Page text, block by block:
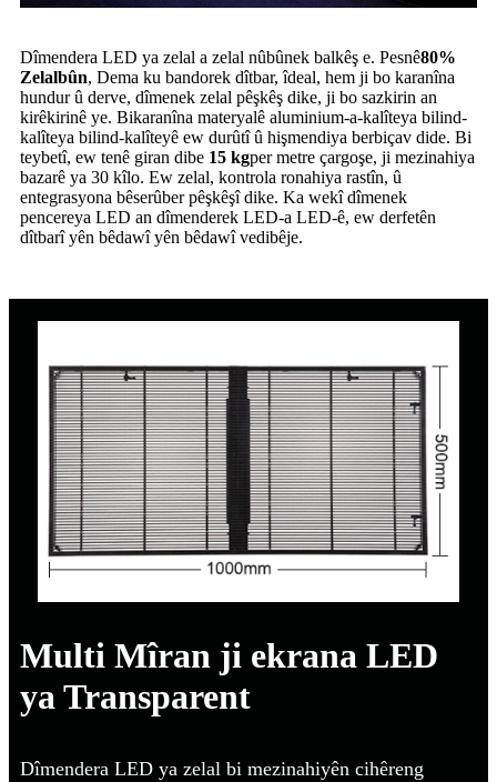
Dîmendera LED ya zelal a zelal nûbûnek balkêş e. Pesnê80%
Zelalbûn, Dema ku bandorek dîtbar, îdeal, hem ji bo karanîna
hundur û derve, dîmenek zelal pêşkêş dike, ji bo sazkirin an
kirêkirinê ye. Bikaranîna materyalê aluminium-a-kalîteya bilind-
kalîteya bilind-kalîteyê ew durûtî û hişmendiya berbiçav dide. Bi
teybetî, ew tenê giran dibe 15 kgper metre çargoşe, ji mezinahiya
bazarê ya 30 kîlo. Ew zelal, kontrola ronahiya rastîn, û
entegrasyona bêserûber pêşkêşî dike. Ka wekî dîmenek
pencereya LED an dîmenderek LED-a LED-ê, ew derfetên
dîtbarî yên bêdawî yên bêdawî vedibêje.
Multi Mîran ji ekrana LED
ya Transparent
Dîmendera LED ya zelal bi mezinahiyên cihêreng